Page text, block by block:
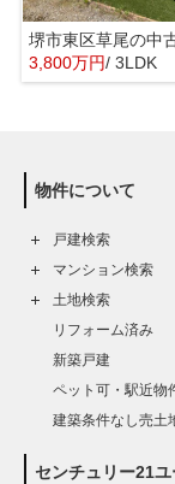
3,800万円/ 3LDK
物件について
戸建検索
マンション検索
土地検索
リフォーム済み
新築戸建
ペット可・駅近物
建築条件なし売土
センチュリー21